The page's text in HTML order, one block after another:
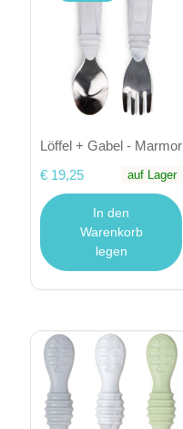
Löffel + Gabel - Marmor
€ 19,25
auf Lager
In den
Warenkorb
legen